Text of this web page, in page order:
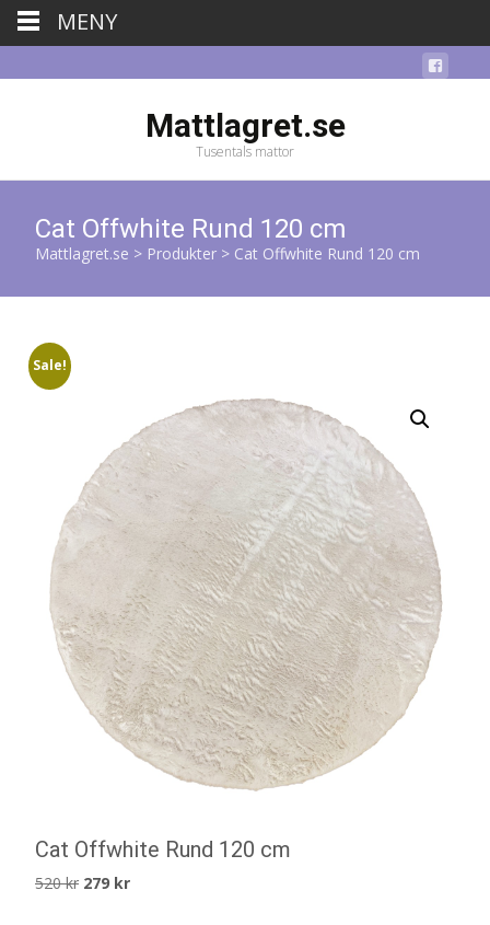
Mattlagret.se
Tusentals mattor
Cat Offwhite Rund 120 cm
Mattlagret.se > Produkter > Cat Offwhite Rund 120 cm
Sale!
Cat Offwhite Rund 120 cm
520kr Det
279 krDet
MENY